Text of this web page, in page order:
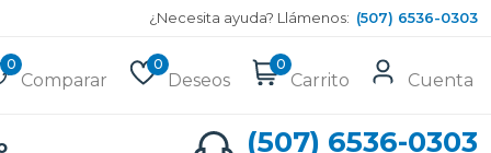
¿Necesita ayuda? Llámenos: (507) 6536-0303
0
Comparar
0
Deseos
0
Carrito Cuenta
(507) 6536-0303